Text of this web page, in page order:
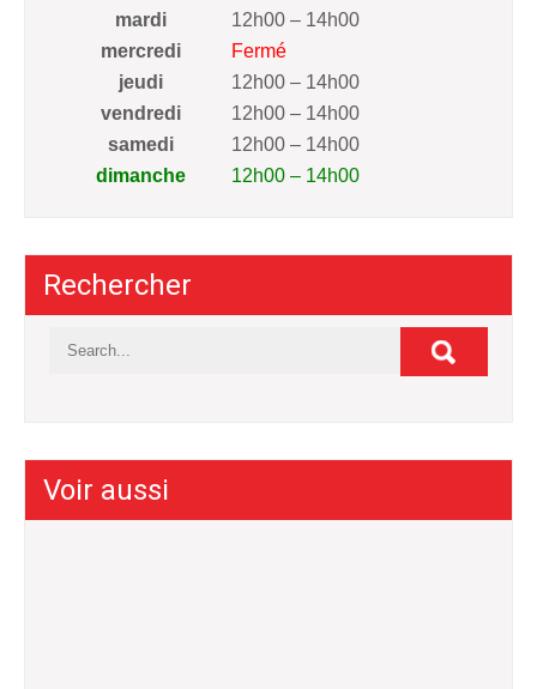
mardi
12h00 – 14h00
mercredi
Fermé
jeudi
12h00 – 14h00
vendredi
12h00 – 14h00
samedi
12h00 – 14h00
dimanche
12h00 – 14h00
Rechercher
Voir aussi